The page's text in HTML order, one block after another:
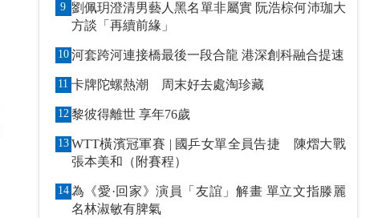
9 劉佩玥澄清男藝人黑名單非屬實 阮浩棕何沛珈大
方談「再續前緣」
10 河套跨河連接橋最後一段合龍 港深創科融合提速
11 卡牌陀螺熱潮 周末好去處淘珍藏
12 黎彼得離世 享年76歲
13 WTT橫濱冠軍賽 | 國乒女單全員告捷 陳熠大戰
張本美和（附賽程）
14 為《愛·回家》演員「友誼」解畫 單立文指滕麗
名林淑敏有脾氣